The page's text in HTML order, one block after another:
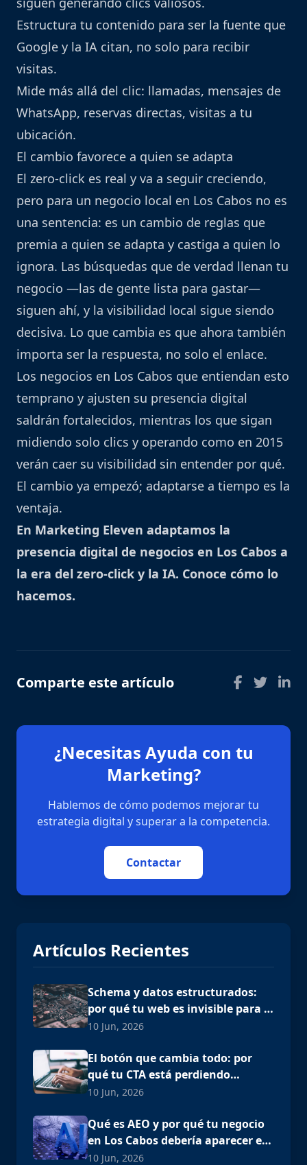
Estructura tu contenido para ser la fuente que
Google y la IA citan, no solo para recibir
visitas.
Mide más allá del clic: llamadas, mensajes de
WhatsApp, reservas directas, visitas a tu
ubicación.
El cambio favorece a quien se adapta
El zero-click es real y va a seguir creciendo,
pero para un negocio local en Los Cabos no es
una sentencia: es un cambio de reglas que
premia a quien se adapta y castiga a quien lo
ignora. Las búsquedas que de verdad llenan tu
negocio —las de gente lista para gastar—
siguen ahí, y la visibilidad local sigue siendo
decisiva. Lo que cambia es que ahora también
importa ser la respuesta, no solo el enlace.
Los negocios en Los Cabos que entiendan esto
temprano y ajusten su presencia digital
saldrán fortalecidos, mientras los que sigan
midiendo solo clics y operando como en 2015
verán caer su visibilidad sin entender por qué.
El cambio ya empezó; adaptarse a tiempo es la
ventaja.
En Marketing Eleven adaptamos la
presencia digital de negocios en Los Cabos a
la era del zero-click y la IA. Conoce cómo lo
hacemos.
Comparte este artículo
¿Necesitas Ayuda con tu
Marketing?
Hablemos de cómo podemos mejorar tu
estrategia digital y superar a la competencia.
Contactar
Artículos Recientes
Schema y datos estructurados:
por qué tu web es invisible para la
IA
10 Jun, 2026
El botón que cambia todo: por
qué tu CTA está perdiendo
clientes
10 Jun, 2026
Qué es AEO y por qué tu negocio
en Los Cabos debería aparecer en
ChatGPT
10 Jun, 2026